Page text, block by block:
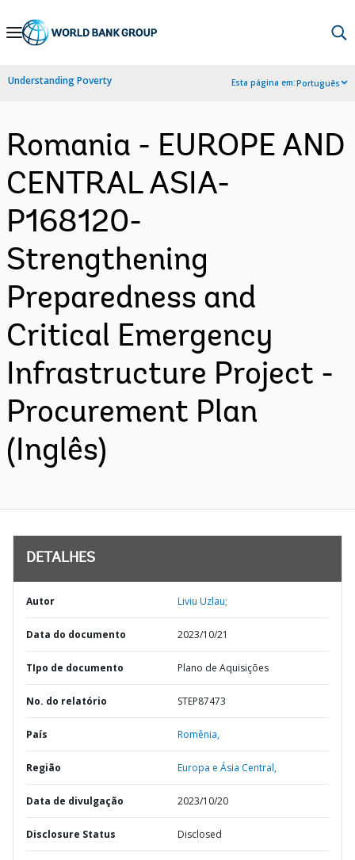
Skip
Navigation
Understanding Poverty Esta página em:Português
Romania - EUROPE AND
CENTRAL ASIA-
P168120-
Strengthening
Preparedness and
Critical Emergency
Infrastructure Project -
Procurement Plan
(Inglês)
DETALHES
Autor Liviu Uzlau;
Data do documento 2023/10/21
TIpo de documento Plano de Aquisições
No. do relatório STEP87473
País Romênia,
Região Europa e Ásia Central,
Data de divulgação 2023/10/20
Disclosure Status Disclosed